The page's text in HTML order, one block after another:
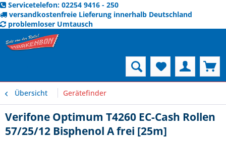
Servicetelefon: 02254 9416 - 250
versandkostenfreie Lieferung innerhalb Deutschland
problemloser Umtausch
Übersicht Gerätefinder
Verifone Optimum T4260 EC-Cash Rollen
57/25/12 Bisphenol A frei [25m]